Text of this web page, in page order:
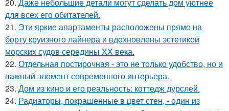
20. Даже небольшие детали могут сделать дом уютнее
для всех его обитателей.
21. Эти яркие апартаменты расположены прямо на
борту круизного лайнера и вдохновлены эстетикой
морских судов середины XX века.
22. Отдельная постирочная - это не только удобство, но и
важный элемент современного интерьера.
23. Дом из кино и его реальность: коттедж дурслей.
24. Радиаторы, покрашенные в цвет стен, - один из